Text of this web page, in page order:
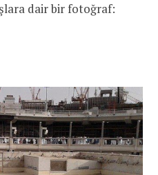
dair bir fotoğraf: